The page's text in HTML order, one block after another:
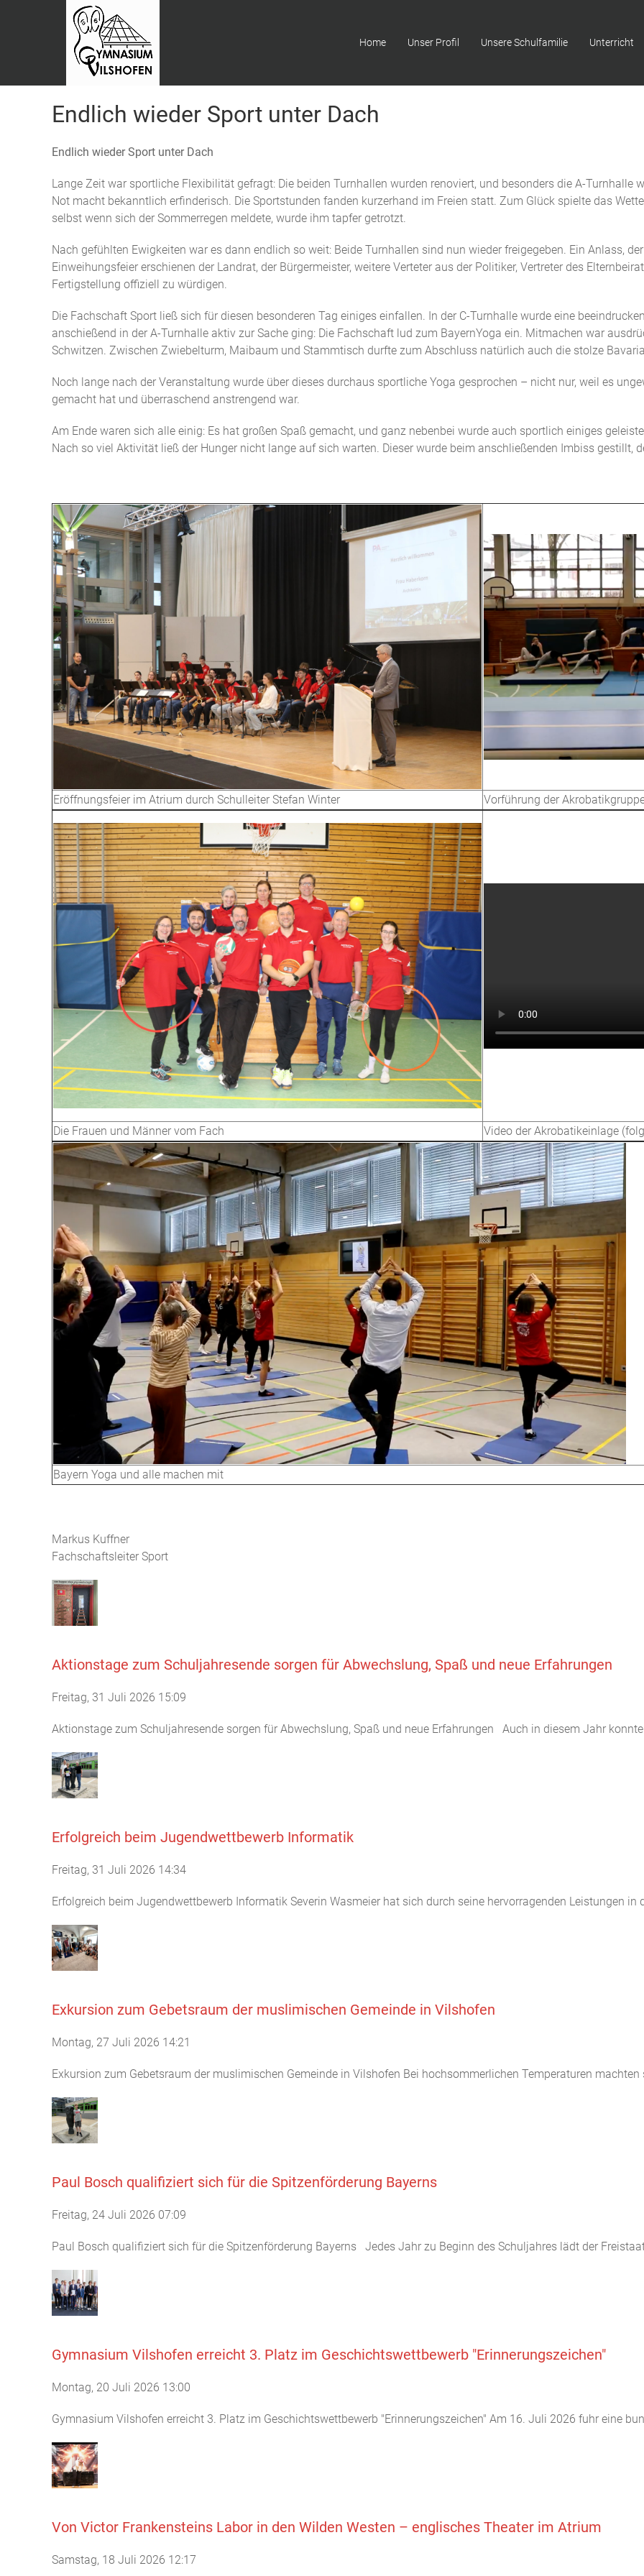
Home Unser Profil Unsere Schulfamilie Unterricht
Endlich wieder Sport unter Dach
Endlich wieder Sport unter Dach
Lange Zeit war sportliche Flexibilität gefragt: Die beiden Turnhallen wurden renoviert, und besonders die A-Turnhalle
Not macht bekanntlich erfinderisch. Die Sportstunden fanden kurzerhand im Freien statt. Zum Glück spielte das
selbst wenn sich der Sommerregen meldete, wurde ihm tapfer getrotzt.
Nach gefühlten Ewigkeiten war es dann endlich so weit: Beide Turnhallen sind nun wieder freigegeben. Ein Anlass,
Einweihungsfeier erschienen der Landrat, der Bürgermeister, weitere Verteter aus der Politiker, Vertreter des
Fertigstellung offiziell zu würdigen.
Die Fachschaft Sport ließ sich für diesen besonderen Tag einiges einfallen. In der C-Turnhalle wurde eine
anschießend in der A-Turnhalle aktiv zur Sache ging: Die Fachschaft lud zum BayernYoga ein. Mitmachen war
Schwitzen. Zwischen Zwiebelturm, Maibaum und Stammtisch durfte zum Abschluss natürlich auch die stolze
Noch lange nach der Veranstaltung wurde über dieses durchaus sportliche Yoga gesprochen – nicht nur, weil es
gemacht hat und überraschend anstrengend war.
Am Ende waren sich alle einig: Es hat großen Spaß gemacht, und ganz nebenbei wurde auch sportlich einiges
Nach so viel Aktivität ließ der Hunger nicht lange auf sich warten. Dieser wurde beim anschließenden Imbiss gestillt,
Eröffnungsfeier im Atrium durch Schulleiter Stefan Winter Vorführung der
Die Frauen und Männer vom Fach Video der Akrobatikeinlage
Bayern Yoga und alle machen mit
Markus Kuffner
Fachschaftsleiter Sport
Aktionstage zum Schuljahresende sorgen für Abwechslung, Spaß und neue Erfahrungen
Freitag, 31 Juli 2026 15:09
Aktionstage zum Schuljahresende sorgen für Abwechslung, Spaß und neue Erfahrungen Auch in diesem Jahr
Erfolgreich beim Jugendwettbewerb Informatik
Freitag, 31 Juli 2026 14:34
Erfolgreich beim Jugendwettbewerb Informatik Severin Wasmeier hat sich durch seine hervorragenden Leistungen in
Exkursion zum Gebetsraum der muslimischen Gemeinde in Vilshofen
Montag, 27 Juli 2026 14:21
Exkursion zum Gebetsraum der muslimischen Gemeinde in Vilshofen Bei hochsommerlichen Temperaturen
Paul Bosch qualifiziert sich für die Spitzenförderung Bayerns
Freitag, 24 Juli 2026 07:09
Paul Bosch qualifiziert sich für die Spitzenförderung Bayerns Jedes Jahr zu Beginn des Schuljahres lädt der
Gymnasium Vilshofen erreicht 3. Platz im Geschichtswettbewerb "Erinnerungszeichen"
Montag, 20 Juli 2026 13:00
Gymnasium Vilshofen erreicht 3. Platz im Geschichtswettbewerb "Erinnerungszeichen" Am 16. Juli 2026 fuhr eine
Von Victor Frankensteins Labor in den Wilden Westen – englisches Theater im Atrium
Samstag, 18 Juli 2026 12:17